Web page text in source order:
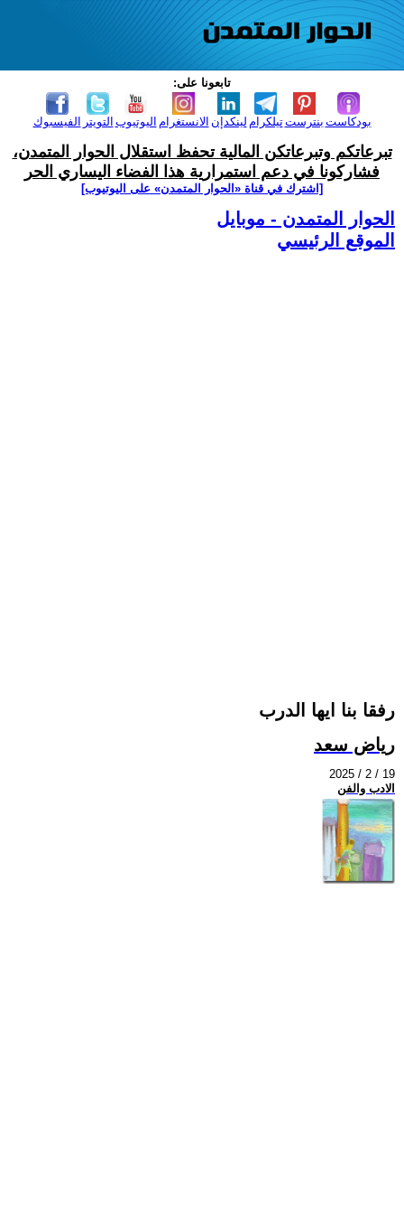
تابعونا على:
الفيسبوك التويتر اليوتيوب الانستغرام لينكدإن تيلكرامبنترست بودكاست
تبرعاتكم وتبرعاتكن المالية تحفظ استقلال الحوار المتمدن،
فشاركونا في دعم استمرارية هذا الفضاء اليساري الحر
[اشترك في قناة ‫«الحوار المتمدن» على اليوتيوب]
الحوار المتمدن - موبايل
الموقع الرئيسي
رفقا بنا ايها الدرب
رياض سعد
2025 / 2 / 19
الادب والفن